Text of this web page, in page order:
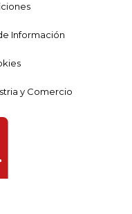
Información
y Comercio